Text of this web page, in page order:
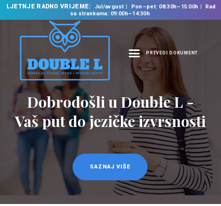
LJETNJE RADNO VRIJEME: Jul/avgust Pon–pet: 08:30h–15:00h
Rad
sa strankama: 09:00h–14:30h
PREVEDI DOKUMENT
NASLOVNA
O NAMA
NAŠE USLUGE
ŠKOLA STRANIH
JEZIKA
PREVODILAČKI BIRO
KURSEVI
NOVOSTI
KONTAKT
Prevodilačke usluge
na 35 jezika
SAZNAJ VIŠE